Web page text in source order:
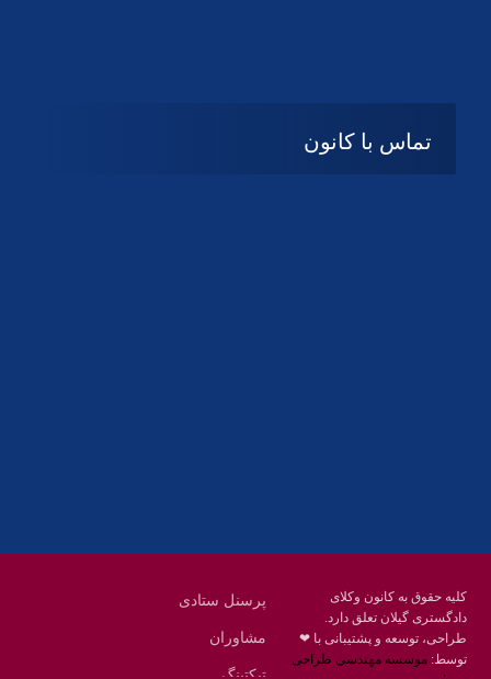
تماس با کانون
کلیه حقوق به کانون وکلای
دادگستری گیلان تعلق دارد.
طراحی، توسعه و پشتیبانی با ❤
توسط:موسسه مهندسی طراحی
پرسنل ستادی
مشاوران
تیکتینگ